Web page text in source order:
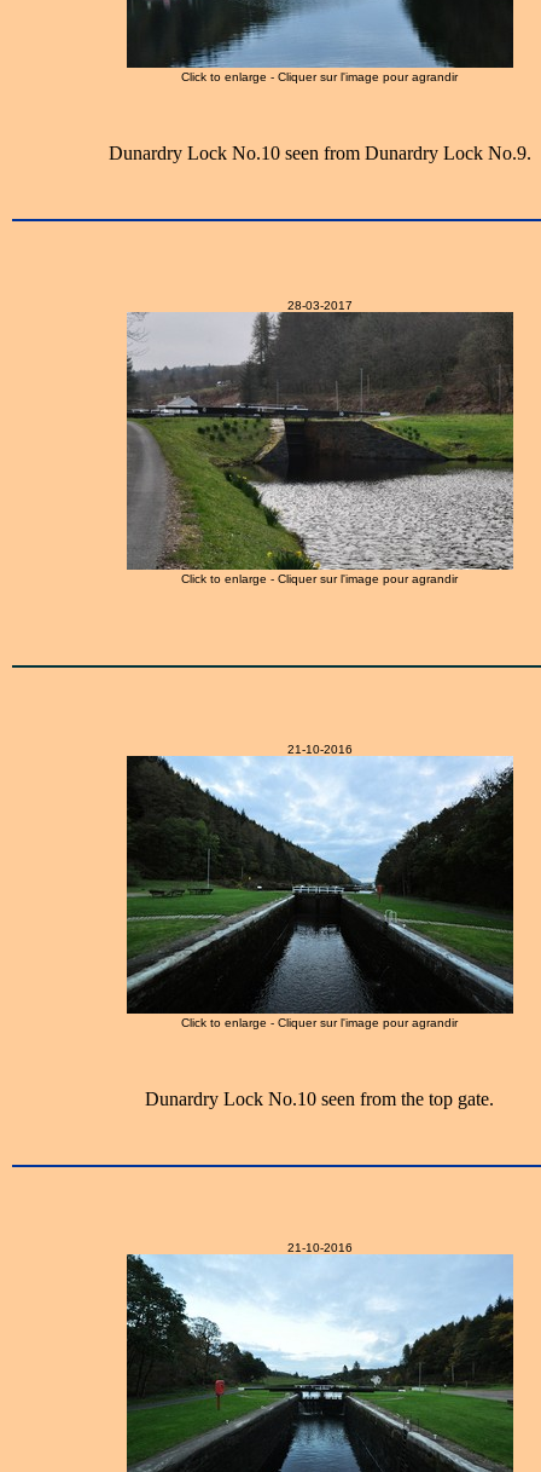
Click to enlarge - Cliquer sur l'image pour agrandir
Dunardry Lock No.10 seen from Dunardry Lock No.9.
28-03-2017
Click to enlarge - Cliquer sur l'image pour agrandir
21-10-2016
Click to enlarge - Cliquer sur l'image pour agrandir
Dunardry Lock No.10 seen from the top gate.
21-10-2016